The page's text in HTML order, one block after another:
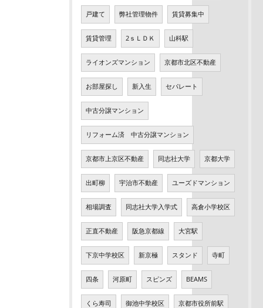
戸建て 弊社管理物件 賃貸募集中
賃貸管理 2ｓＬＤＫ 山科駅
ライオンズマンション 京都市北区不動産
お部屋探し 新入生 セパレート
中古分譲マンション
リフォーム済 中古分譲マンション
京都市上京区不動産 同志社大学 京都大学
出町柳 宇治市不動産 ユーズドマンション
相場調査 同志社大学入学式 高倉小学校区
正直不動産 阪急京都線 大宮駅
下京中学校区 新京極 スタンド 寺町
四条 河原町 スピンズ BEAMS
くら寿司 御池中学校区 京都市役所前駅